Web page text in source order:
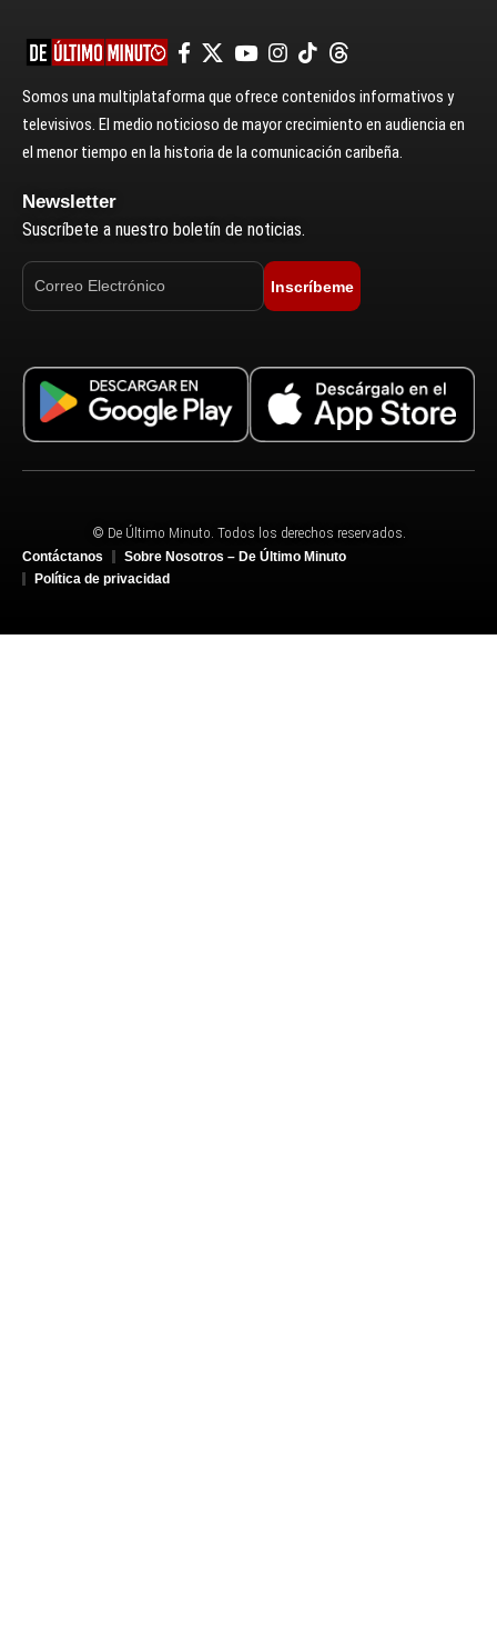
Somos una multiplataforma que ofrece contenidos informativos y
televisivos. El medio noticioso de mayor crecimiento en audiencia en
el menor tiempo en la historia de la comunicación caribeña.
Newsletter
Suscríbete a nuestro boletín de noticias.
Inscríbeme
© De Último Minuto. Todos los derechos reservados.
Contáctanos
Sobre Nosotros – De Último Minuto
Política de privacidad